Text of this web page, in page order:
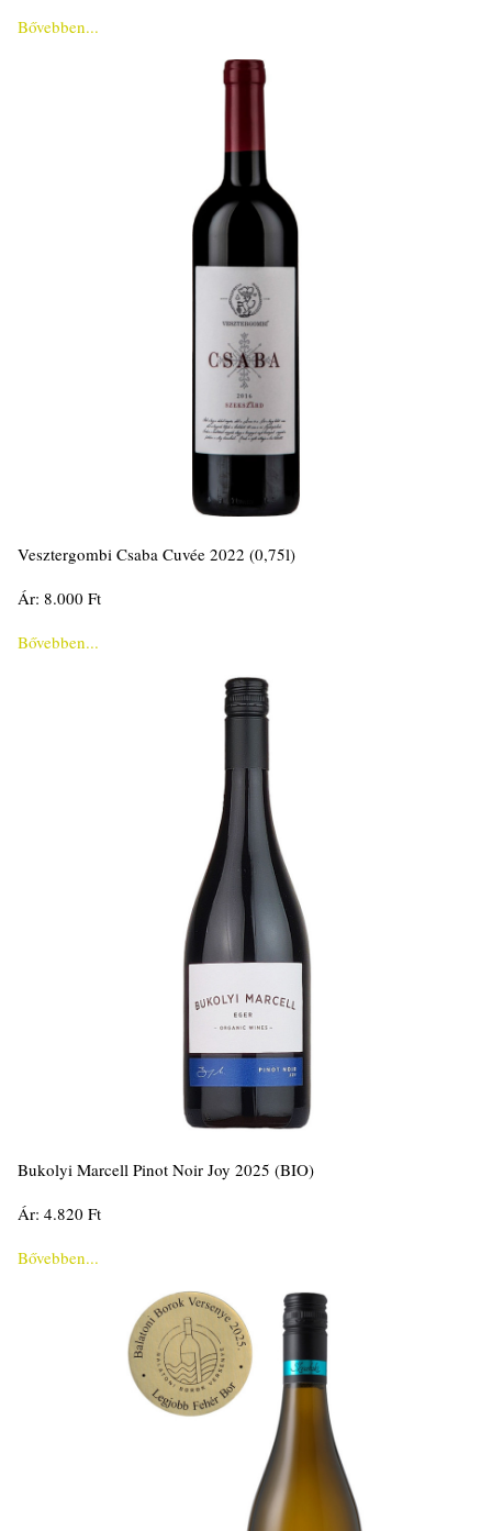
Bővebben...
Vesztergombi Csaba Cuvée 2022 (0,75l)
Ár: 8.000 Ft
Bővebben...
Bukolyi Marcell Pinot Noir Joy 2025 (BIO)
Ár: 4.820 Ft
Bővebben...